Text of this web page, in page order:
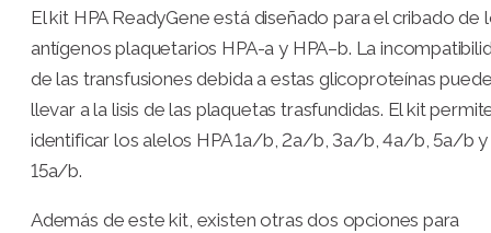
El kit HPA ReadyGene está diseñado para el cribado de
antígenos plaquetarios HPA-a y HPA–b. La
de las transfusiones debida a estas glicoproteínas
llevar a la lisis de las plaquetas trasfundidas. El kit
identificar los alelos HPA 1a/b, 2a/b, 3a/b, 4a/b, 5a/b y
15a/b.
Además de este kit, existen otras dos opciones para